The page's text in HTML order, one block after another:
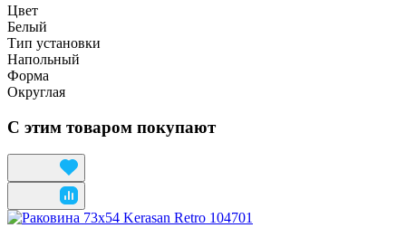
Цвет
Белый
Тип установки
Напольный
Форма
Округлая
С этим товаром покупают